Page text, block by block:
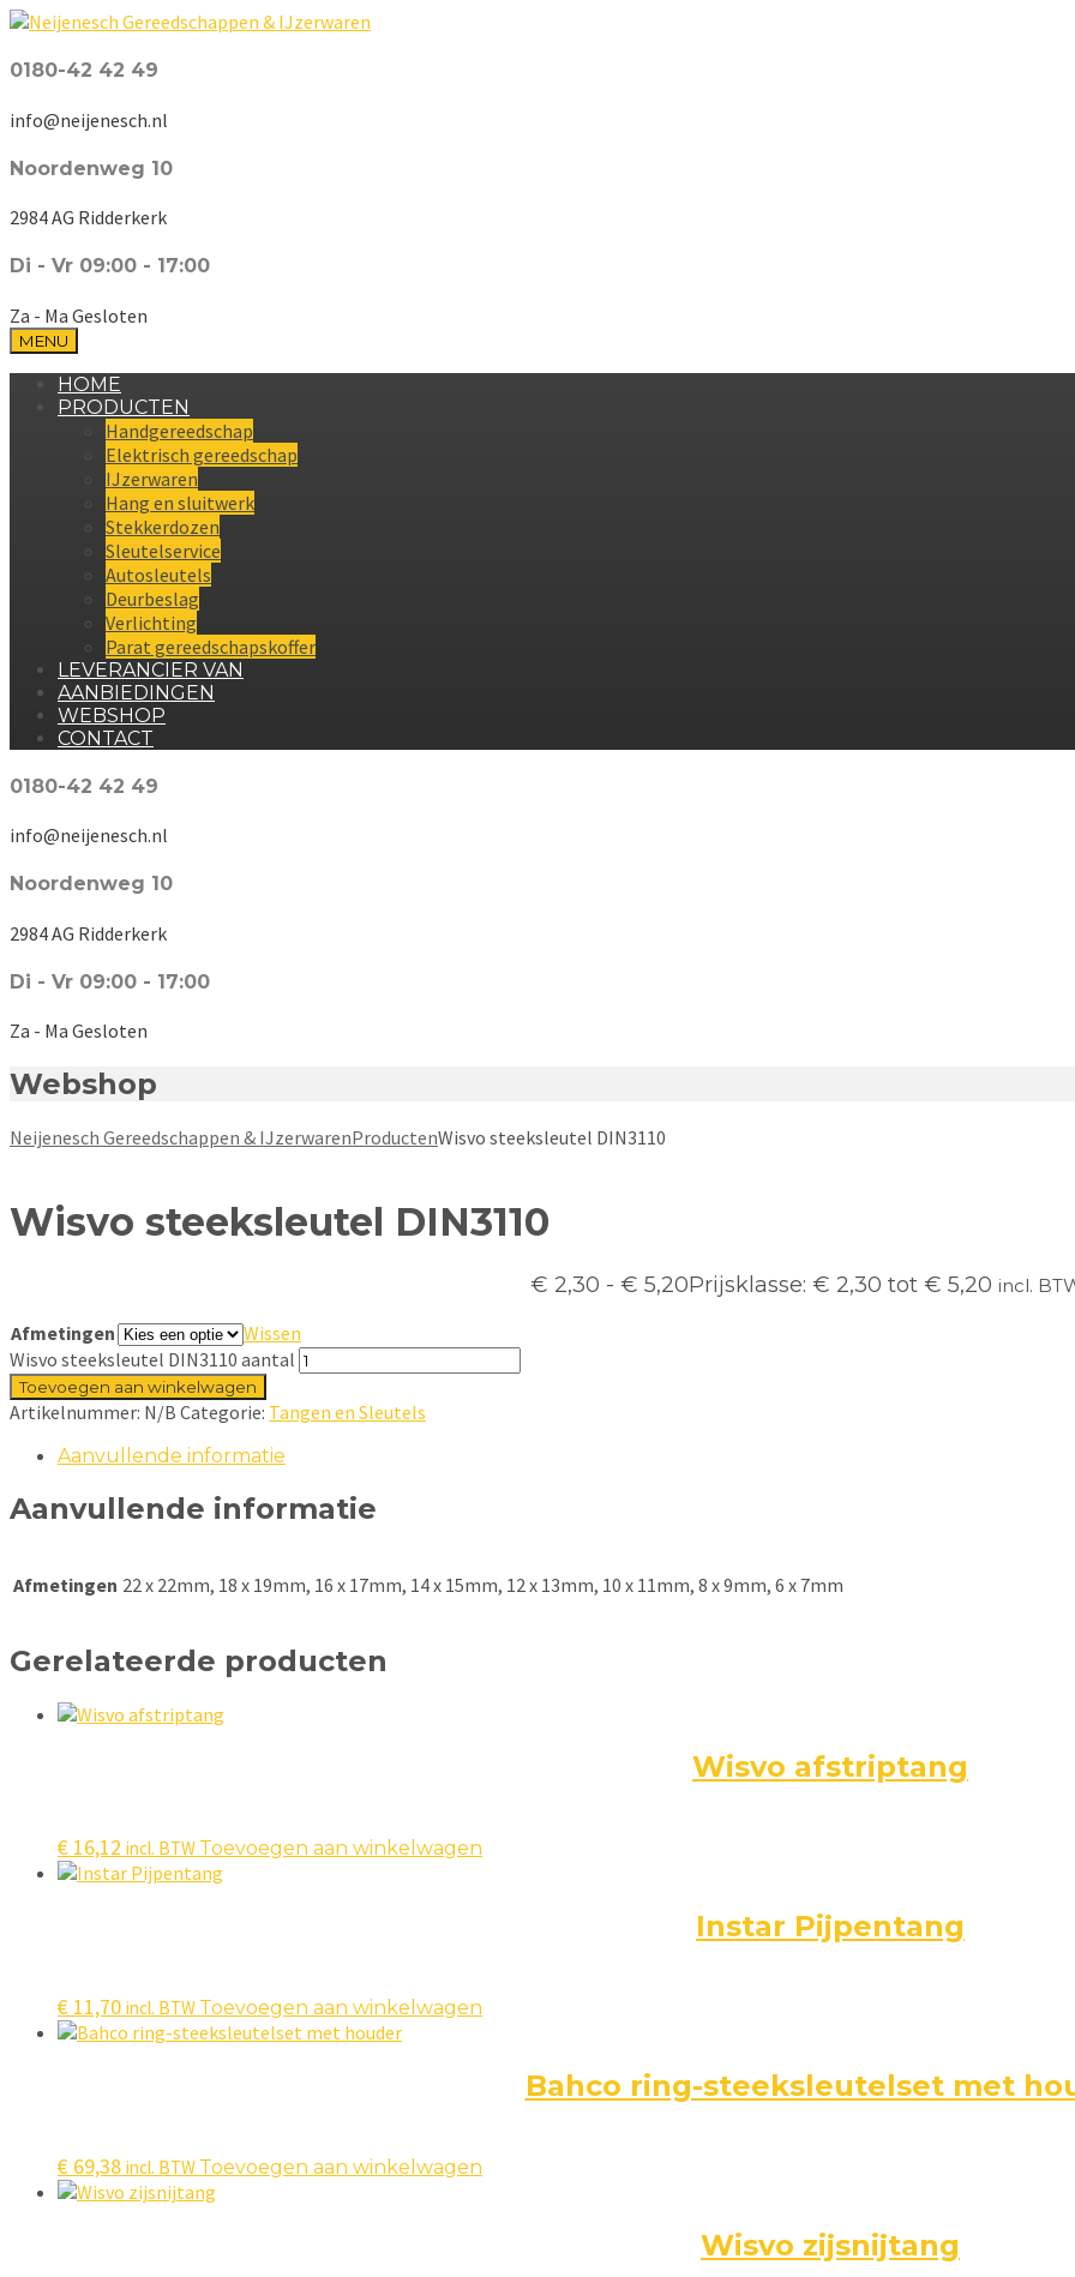
0180-42 42 49
info@neijenesch.nl
Noordenweg 10
2984 AG Ridderkerk
Di - Vr 09:00 - 17:00
Za - Ma Gesloten
MENU
HOME
PRODUCTEN
Handgereedschap
Elektrisch gereedschap
IJzerwaren
Hang en sluitwerk
Stekkerdozen
Sleutelservice
Autosleutels
Deurbeslag
Verlichting
Parat gereedschapskoffer
LEVERANCIER VAN
AANBIEDINGEN
WEBSHOP
CONTACT
0180-42 42 49
info@neijenesch.nl
Noordenweg 10
2984 AG Ridderkerk
Di - Vr 09:00 - 17:00
Za - Ma Gesloten
Webshop
Neijenesch Gereedschappen & IJzerwarenProductenWisvo steeksleutel DIN3110
Wisvo steeksleutel DIN3110
€ 2,30 - € 5,20Prijsklasse: € 2,30 tot € 5,20 incl.
Afmetingen
Wissen
Wisvo steeksleutel DIN3110 aantal
Toevoegen aan winkelwagen
Artikelnummer: N/B Categorie: Tangen en Sleutels
Aanvullende informatie
Aanvullende informatie
Afmetingen 22 x 22mm, 18 x 19mm, 16 x 17mm, 14 x 15mm, 12 x 13mm, 10 x 11mm, 8 x 9mm, 6 x 7mm
Gerelateerde producten
Wisvo afstriptang
€ 16,12 incl. BTW Toevoegen aan winkelwagen
Instar Pijpentang
€ 11,70 incl. BTW Toevoegen aan winkelwagen
Bahco ring-steeksleutelset met
€ 69,38 incl. BTW Toevoegen aan winkelwagen
Wisvo zijsnijtang